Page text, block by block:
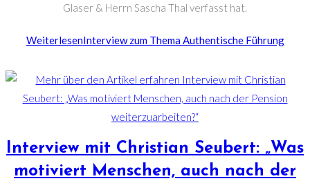
Glaser & Herrn Sascha Thal verfasst hat.
WeiterlesenInterview zum Thema Authentische Führung
Interview mit Christian Seubert: „Was
motiviert Menschen, auch nach der